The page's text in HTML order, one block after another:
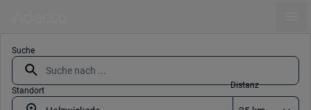
Suche
Standort
Distanz